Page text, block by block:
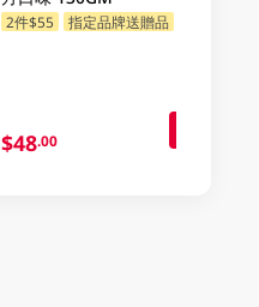
2件$55 指定品牌送贈品
$48.00